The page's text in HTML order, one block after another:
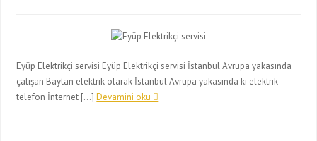
Eyüp Elektrikçi servisi Eyüp Elektrikçi servisi İstanbul Avrupa yakasında
çalışan Baytan elektrik olarak İstanbul Avrupa yakasında ki elektrik
telefon İnternet […]Devamini oku